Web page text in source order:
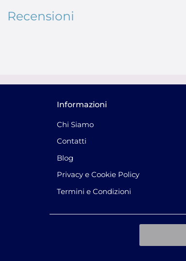
Recensioni
Informazioni
Chi Siamo
Contatti
Blog
Privacy e Cookie Policy
Termini e Condizioni